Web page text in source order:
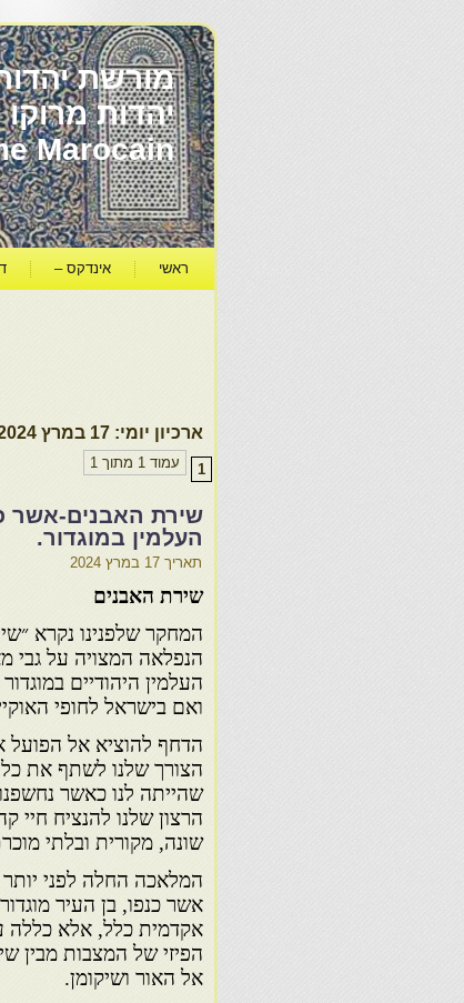
מורשת
Marocain
ראשי אינדקס –
ארכיון יומי: 17 במרץ 2024
עמוד 1 מתוך 1 1
שירת האבנים-אשר
העלמין במוגדור.
תאריך 17 במרץ 2024
שירת האבנים
המחקר שלפנינו נקרא
הנפלאה המצויה על גבי
העלמין היהודיים
ואם בישראל לחופי
הדחף להוציא אל
הצורך שלנו לשתף את
שהייתה לנו כאשר
הרצון שלנו להנציח חיי
שונה, מקורית ובלתי
המלאכה החלה לפני
אשר כנפו, בן העיר
אקדמית כלל, אלא כללה
הפיזי של המצבות מבין
אל האור ושיקומן.